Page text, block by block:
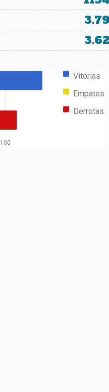
Vitórias
Empates
Derrotas
100